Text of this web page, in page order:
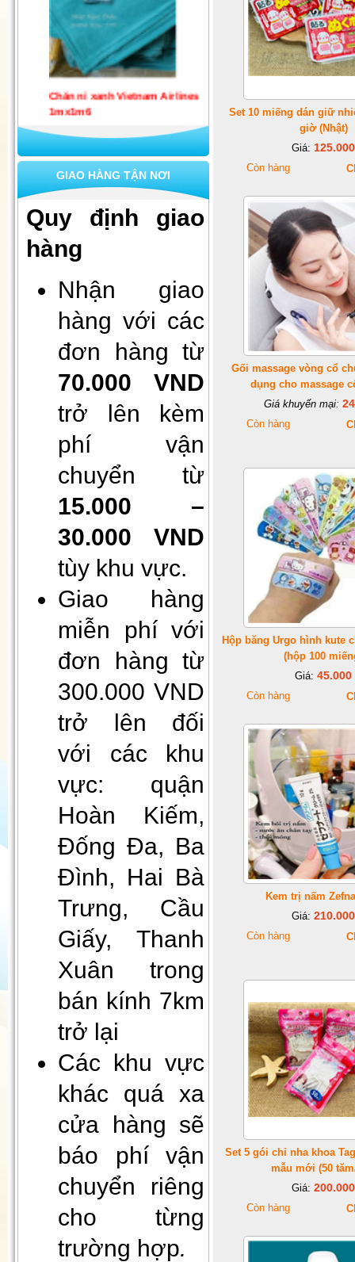
Chăn nỉ xanh Vietnam Airlines
1mx1m6
lớp kháng khuẩn
Hộp 50 khẩu trang giấy 4 lớp
kháng khuẩn
Gối Vietnam airlines màu xanh
Gối Vietnam Airlines màu xanh
(30cmx35cm)
Đèn decor, đèn ngủ để bàn
Xà bông mùi già - tài lộc vào
nhà
GIAO HÀNG TẬN NƠI
Quy định giao
hàng
Nhận giao
hàng với các
đơn hàng từ
70.000 VND
trở lên kèm
phí vận
chuyển từ
15.000 –
30.000 VND
tùy khu vực.
Giao hàng
miễn phí với
đơn hàng từ
300.000 VND
trở lên đối
với các khu
vực: quận
Hoàn Kiếm,
Đống Đa, Ba
Đình, Hai Bà
Trưng, Cầu
Giấy, Thanh
Xuân trong
bán kính 7km
trở lại
Các khu vực
khác quá xa
cửa hàng sẽ
báo phí vận
chuyển riêng
cho từng
trường hợp.
Set 10 miếng dán giữ
giờ (Nhật)
Giá: 125.000
Còn hàng
Gối massage vòng cổ
dụng cho massage
Giá khuyến mại:
Còn hàng
Hộp băng Urgo hình kute
(hộp 100
Giá: 45.000
Còn hàng
Kem trị nấm
Giá: 210.000
Còn hàng
Set 5 gói chỉ nha khoa
mẫu mới (50
Giá: 200.000
Còn hàng